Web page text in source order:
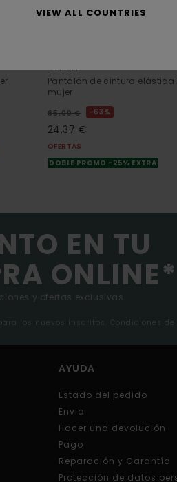
Chillin
Pantalón de cintura elástica
mujer
65,00 € 63%
24,37 €
OFERTAS
DOBLE PROMO -25% EXTRA
EN TU
ONLINE*
y ofertas exclusivas.
los nuevos inscritos. Condiciones
AYUDA
Estado del pedido
Envio
Hacer una devolución
Pago
Reparación y Garantía
Protección de datos
VIEW ALL COUNTRIES